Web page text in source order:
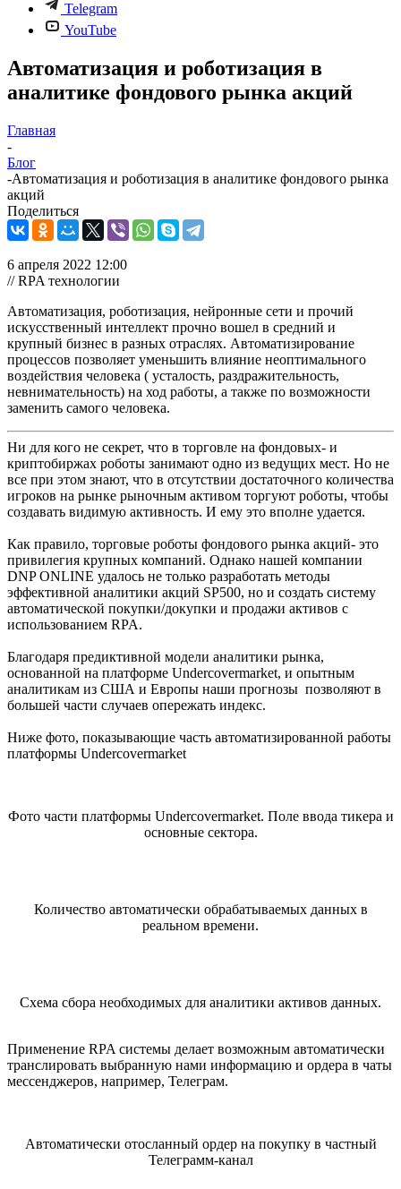
Telegram
YouTube
Автоматизация и роботизация в
аналитике фондового рынка акций
Главная
-
Блог
-Автоматизация и роботизация в аналитике фондового рынка
акций
Поделиться
6 апреля 2022 12:00
// RPA технологии
Автоматизация, роботизация, нейронные сети и прочий
искусственный интеллект прочно вошел в средний и
крупный бизнес в разных отраслях. Автоматизирование
процессов позволяет уменьшить влияние неоптимального
воздействия человека ( усталость, раздражительность,
невнимательность) на ход работы, а также по возможности
заменить самого человека.
Ни для кого не секрет, что в торговле на фондовых- и
криптобиржах роботы занимают одно из ведущих мест. Но не
все при этом знают, что в отсутствии достаточного количества
игроков на рынке рыночным активом торгуют роботы, чтобы
создавать видимую активность. И ему это вполне удается.
Как правило, торговые роботы фондового рынка акций- это
привилегия крупных компаний. Однако нашей компании
DNP ONLINE удалось не только разработать методы
эффективной аналитики акций SP500, но и создать систему
автоматической покупки/докупки и продажи активов с
использованием RPA.
Благодаря предиктивной модели аналитики рынка,
основанной на платформе Undercovermarket, и опытным
аналитикам из США и Европы наши прогнозы позволяют в
большей части случаев опережать индекс.
Ниже фото, показывающие часть автоматизированной работы
платформы Undercovermarket
Фото части платформы Undercovermarket. Поле ввода тикера и
основные сектора.
Количество автоматически обрабатываемых данных в
реальном времени.
Схема сбора необходимых для аналитики активов данных.
Применение RPA системы делает возможным автоматически
транслировать выбранную нами информацию и ордера в чаты
мессенджеров, например, Телеграм.
Автоматически отосланный ордер на покупку в частный
Телеграмм-канал